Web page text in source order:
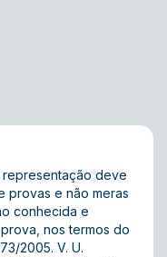
representação deve
provas e não meras
conhecida e
nos termos do
2005. V. U.